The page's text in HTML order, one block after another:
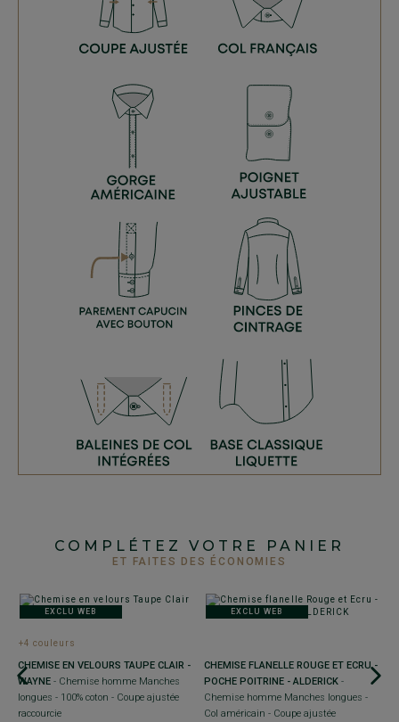
COMPLÉTEZ VOTRE PANIER
ET FAITES DES ÉCONOMIES
EXCLU WEB
+4 couleurs
CHEMISE EN VELOURS TAUPE CLAIR -
WAYNE - Chemise homme Manches
longues - 100% coton - Coupe ajustée
raccourcie
EXCLU WEB
CHEMISE FLANELLE ROUGE ET ECRU -
POCHE POITRINE - ALDERICK -
Chemise homme Manches longues -
Col américain - Coupe ajustée